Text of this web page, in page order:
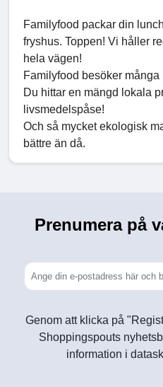
Familyfood packar din
fryshus. Toppen! Vi håller
hela vägen!
Familyfood besöker
Du hittar en mängd lokala
livsmedelspåse!
Och så mycket ekologisk
bättre än då.
Prenumera på
Genom att klicka på
Shoppingspouts
information i